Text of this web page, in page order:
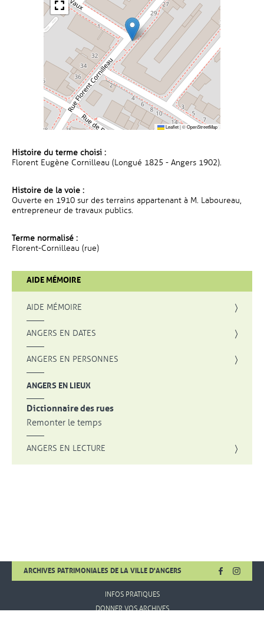
Leaflet|©OpenStreetMap
Histoire du terme choisi :
Florent Eugène Cornilleau (Longué 1825 - Angers 1902).
Histoire de la voie :
Ouverte en 1910 sur des terrains appartenant à M. Laboureau,
entrepreneur de travaux publics.
Terme normalisé :
Florent-Cornilleau (rue)
AIDE MÉMOIRE
AIDE MÉMOIRE
ANGERS EN DATES
ANGERS EN PERSONNES
ANGERS EN LIEUX
Dictionnaire des rues
Remonter le temps
ANGERS EN LECTURE
ARCHIVES PATRIMONIALES DE LA VILLE D'ANGERS FACEBOOK
, OUVRE
,
INFOS PRATIQUES
DONNER VOS ARCHIVES